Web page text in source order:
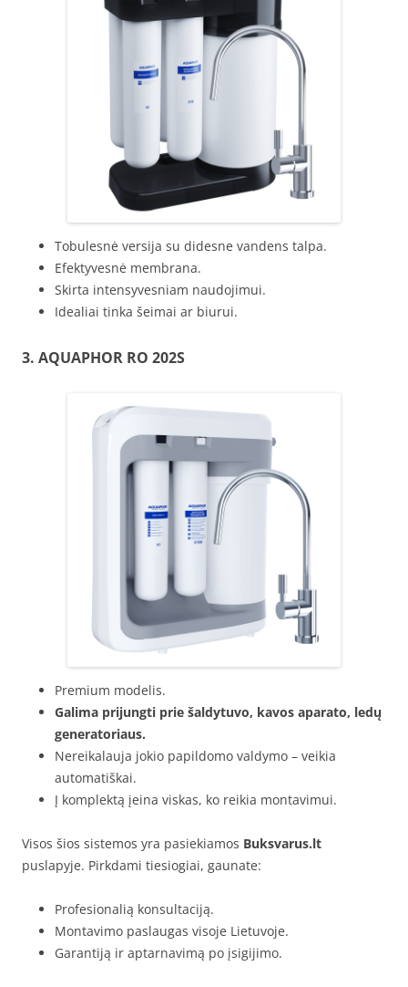
Tobulesnė versija su didesne vandens talpa.
Efektyvesnė membrana.
Skirta intensyvesniam naudojimui.
Idealiai tinka šeimai ar biurui.
3. AQUAPHOR RO 202S
Premium modelis.
Galima prijungti prie šaldytuvo, kavos aparato, ledų
generatoriaus.
Nereikalauja jokio papildomo valdymo – veikia
automatiškai.
Į komplektą įeina viskas, ko reikia montavimui.
Visos šios sistemos yra pasiekiamos Buksvarus.lt
puslapyje. Pirkdami tiesiogiai, gaunate:
Profesionalią konsultaciją.
Montavimo paslaugas visoje Lietuvoje.
Garantiją ir aptarnavimą po įsigijimo.